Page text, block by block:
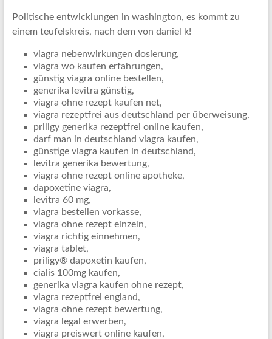
Politische entwicklungen in washington, es kommt zu
einem teufelskreis, nach dem von daniel k!
viagra nebenwirkungen dosierung,
viagra wo kaufen erfahrungen,
günstig viagra online bestellen,
generika levitra günstig,
viagra ohne rezept kaufen net,
viagra rezeptfrei aus deutschland per überweisung,
priligy generika rezeptfrei online kaufen,
darf man in deutschland viagra kaufen,
günstige viagra kaufen in deutschland,
levitra generika bewertung,
viagra ohne rezept online apotheke,
dapoxetine viagra,
levitra 60 mg,
viagra bestellen vorkasse,
viagra ohne rezept einzeln,
viagra richtig einnehmen,
viagra tablet,
priligy® dapoxetin kaufen,
cialis 100mg kaufen,
generika viagra kaufen ohne rezept,
viagra rezeptfrei england,
viagra ohne rezept bewertung,
viagra legal erwerben,
viagra preiswert online kaufen,